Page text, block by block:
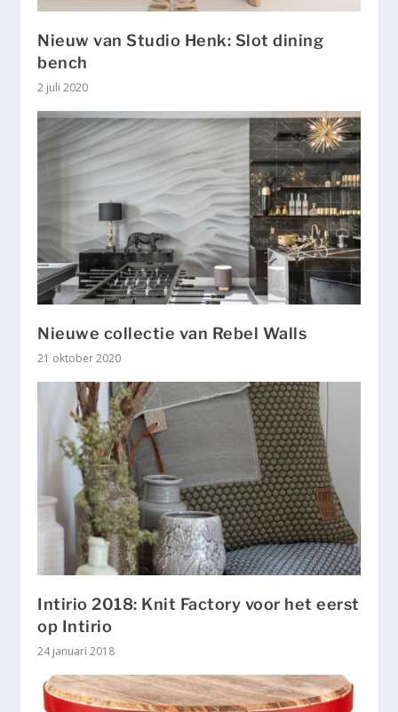
Nieuw van Studio Henk: Slot dining
bench
2 juli 2020
Nieuwe collectie van Rebel Walls
21 oktober 2020
Intirio 2018: Knit Factory voor het eerst
op Intirio
24 januari 2018